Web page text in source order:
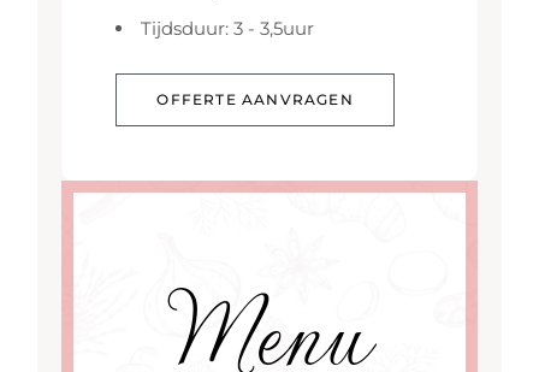
Tijdsduur: 3 - 3,5uur
OFFERTE AANVRAGEN
Menu